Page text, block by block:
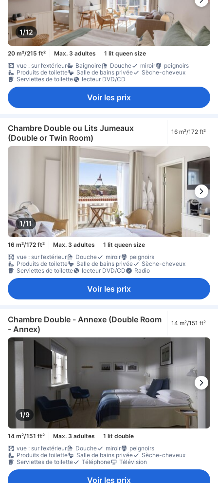
1/12
20 m²/215 ft² Max. 3 adultes
1 lit queen size
vue : sur l’extérieur
Baignoire Douche miroir
peignoirs
Produits de toilette
Salle de bains privée
Sèche-cheveux
Serviettes de toilette
lecteur DVD/CD
Voir les prix
Chambre Double ou Lits Jumeaux
(Double or Twin Room)
16 m²/172 ft²
1/11
16 m²/172 ft² Max. 3 adultes
1 lit queen size
vue : sur l’extérieur
Douche miroir
peignoirs
Produits de toilette
Salle de bains privée
Sèche-cheveux
Serviettes de toilette
lecteur DVD/CD Radio
Voir les prix
Chambre Double - Annexe (Double Room
- Annex)
14 m²/151 ft²
1/9
14 m²/151 ft² Max. 3 adultes
1 lit double
vue : sur l’extérieur
Douche miroir
peignoirs
Produits de toilette
Salle de bains privée
Sèche-cheveux
Serviettes de toilette
Téléphone Télévision
Voir les prix